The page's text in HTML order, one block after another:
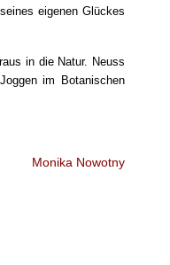
eigenen Glückes
in die Natur. Neuss
im Botanischen
Monika Nowotny